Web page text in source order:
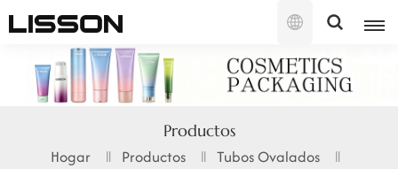
Español
English
français
Productos
Hogar Productos
Tubos Ovalados